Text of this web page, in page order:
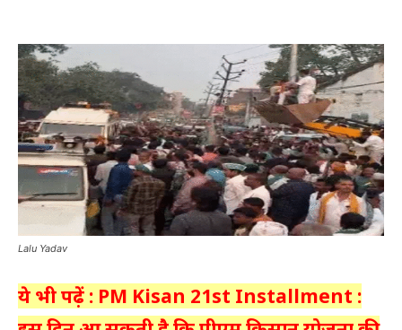
Lalu Yadav
ये भी पढ़ें : PM Kisan 21st Installment :